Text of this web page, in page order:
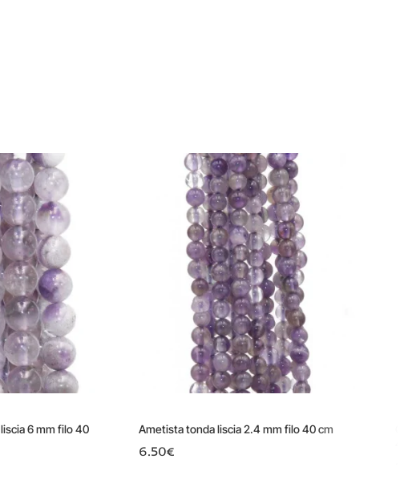
6 mm filo 40
Ametista tonda liscia 2.4 mm filo 40 cm
6.50€